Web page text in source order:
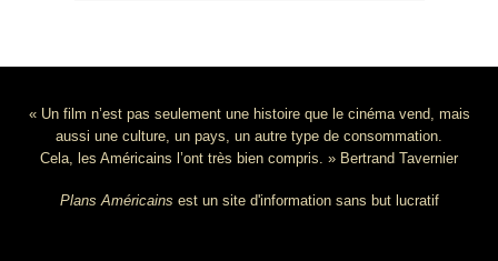
« Un film n’est pas seulement une histoire que le cinéma vend, mais
aussi une culture, un pays, un autre type de consommation.
Cela, les Américains l’ont très bien compris. » Bertrand Tavernier
Plans Américains est un site d'information sans but lucratif